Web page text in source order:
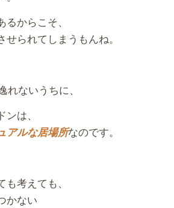
からこそ、
られてしまうもんね。
れないうちに、
は、
アルな居場所なのです。
考えても、
かない